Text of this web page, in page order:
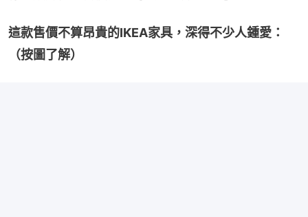
這款售價不算昂貴的IKEA家具，深得不少人鍾愛：
（按圖了解）